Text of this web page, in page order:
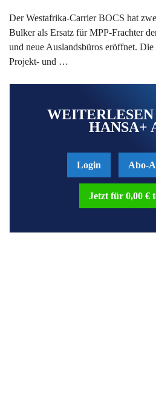
Der Westafrika-Carrier BOCS hat
Bulker als Ersatz für MPP-Frachter
und neue Auslandsbüros eröffnet.
Projekt- und …
HANSA+
Login Abo-
Jetzt für 0,00 €